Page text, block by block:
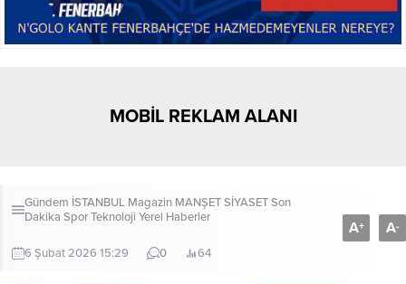
MOBİL REKLAM ALANI
Gündem İSTANBUL Magazin MANŞETSİYASETSon
Dakika SporTeknoloji Yerel Haberler
6 Şubat 2026 15:29 0 64
A+ A-